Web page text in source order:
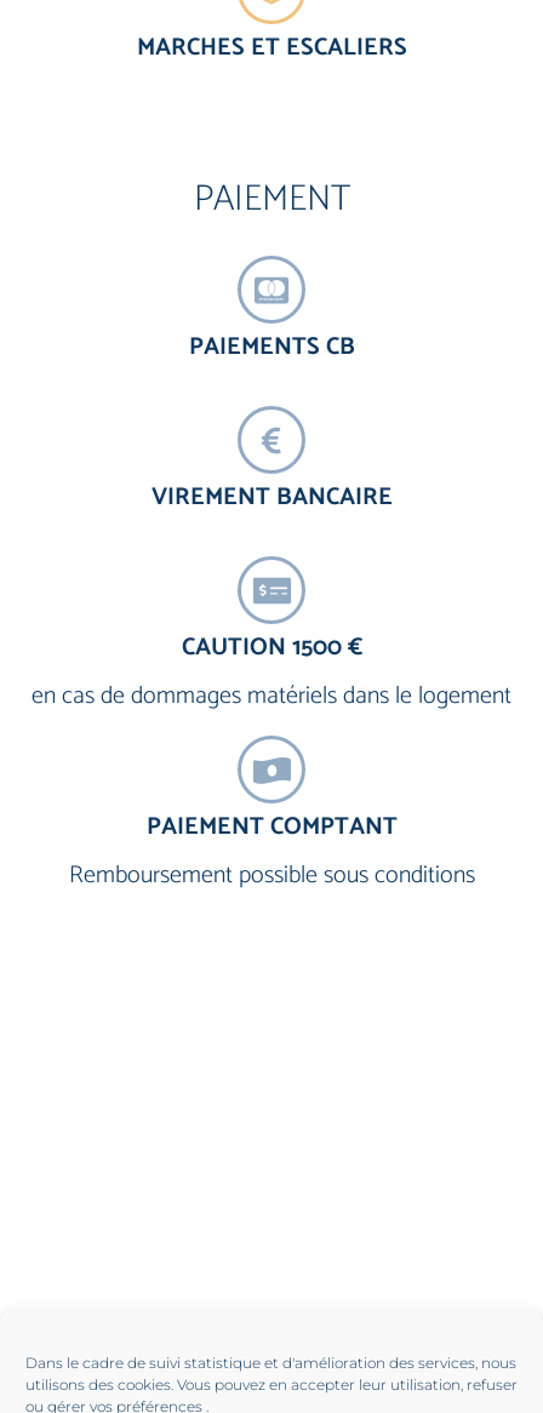
Dans le cadre de suivi statistique et d'amélioration des services, nous
utilisons des cookies. Vous pouvez en accepter leur utilisation, refuser
ou gérer vos préférences .
MARCHES ET ESCALIERS
PAIEMENT
PAIEMENTS CB
VIREMENT BANCAIRE
CAUTION 1500 €
en cas de dommages matériels dans le logement
PAIEMENT COMPTANT
Remboursement possible sous conditions